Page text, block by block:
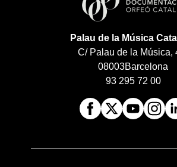
Palau de la Música
C/ Palau de la Música,
08003Barcelona
93 295 72 00